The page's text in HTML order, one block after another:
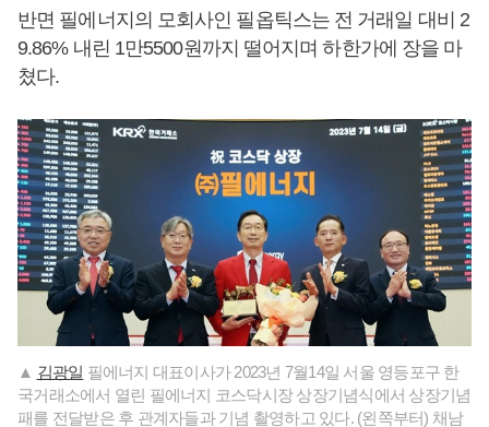
반면 필에너지의 모회사인 필옵틱스는 전 거래일 대비 2
9.86% 내린 1만5500원까지 떨어지며 하한가에 장을 마
쳤다.
▲ 김광일 필에너지 대표이사가 2023년 7월14일 서울 영등포구 한
국거래소에서 열린 필에너지 코스닥시장 상장기념식에서 상장기념
패를 전달받은 후 관계자들과 기념 촬영하고 있다. (왼쪽부터) 채남